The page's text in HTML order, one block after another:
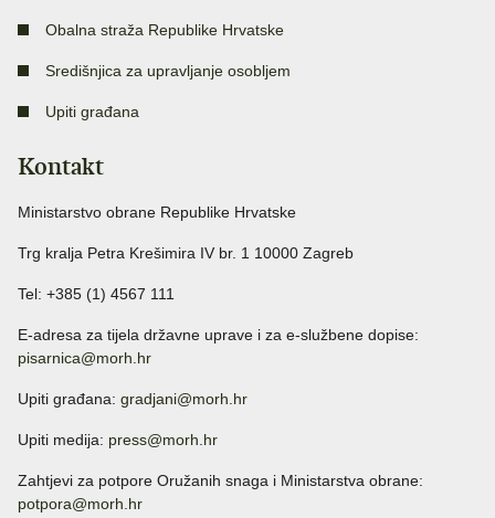
Obalna straža Republike Hrvatske
Središnjica za upravljanje osobljem
Upiti građana
Kontakt
Ministarstvo obrane Republike Hrvatske
Trg kralja Petra Krešimira IV br. 1 10000 Zagreb
Tel: +385 (1) 4567 111
E-adresa za tijela državne uprave i za e-službene dopise:
pisarnica@morh.hr
Upiti građana: gradjani@morh.hr
Upiti medija: press@morh.hr
Zahtjevi za potpore Oružanih snaga i Ministarstva obrane:
potpora@morh.hr